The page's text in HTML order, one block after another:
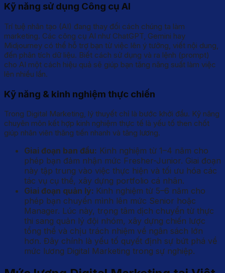
Kỹ năng sử dụng Công cụ AI
Trí tuệ nhân tạo (AI) đang thay đổi cách chúng ta làm
marketing. Các công cụ AI như ChatGPT, Gemini hay
Midjourney có thể hỗ trợ bạn từ việc lên ý tưởng, viết nội dung,
đến phân tích dữ liệu. Biết cách sử dụng và ra lệnh (prompt)
cho AI một cách hiệu quả sẽ giúp bạn tăng năng suất làm việc
lên nhiều lần.
Kỹ năng & kinh nghiệm thực chiến
Trong Digital Marketing, lý thuyết chỉ là bước khởi đầu. Kỹ năng
chuyên môn kết hợp kinh nghiệm thực tế là yếu tố then chốt
giúp nhân viên thăng tiến nhanh và tăng lương.
Giai đoạn ban đầu: Kinh nghiệm từ 1–4 năm cho
phép bạn đảm nhận mức Fresher-Junior. Giai đoạn
này tập trung vào việc thực hiện và tối ưu hóa các
tác vụ cụ thể, xây dựng portfolio cá nhân.
Giai đoạn quản lý: Kinh nghiệm từ 5–6 năm cho
phép bạn chuyển mình lên mức Senior hoặc
Manager. Lúc này, trọng tâm dịch chuyển từ thực
thi sang quản lý đội nhóm, xây dựng chiến lược
tổng thể và chịu trách nhiệm về ngân sách lớn
hơn. Đây chính là yếu tố quyết định sự bứt phá về
mức lương Digital Marketing trong sự nghiệp.